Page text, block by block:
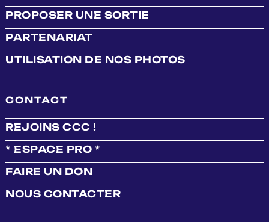
PROPOSER UNE SORTIE
PARTENARIAT
UTILISATION DE NOS PHOTOS
CONTACT
REJOINS CCC !
* ESPACE PRO *
FAIRE UN DON
NOUS CONTACTER